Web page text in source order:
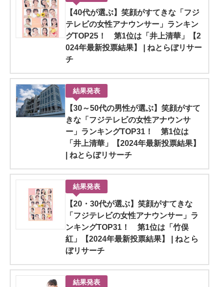
【40代が選ぶ】笑顔がすてきな「フジ
テレビの女性アナウンサー」ランキン
グTOP25！ 第1位は「井上清華」【2
024年最新投票結果】 | ねとらぼリサー
チ
結果発表
【30～50代の男性が選ぶ】笑顔がすて
きな「フジテレビの女性アナウンサ
ー」ランキングTOP31！ 第1位は
「井上清華」【2024年最新投票結果】
| ねとらぼリサーチ
結果発表
【20・30代が選ぶ】笑顔がすてきな
「フジテレビの女性アナウンサー」ラ
ンキングTOP31！ 第1位は「竹俣
紅」【2024年最新投票結果】 | ねとら
ぼリサーチ
結果発表